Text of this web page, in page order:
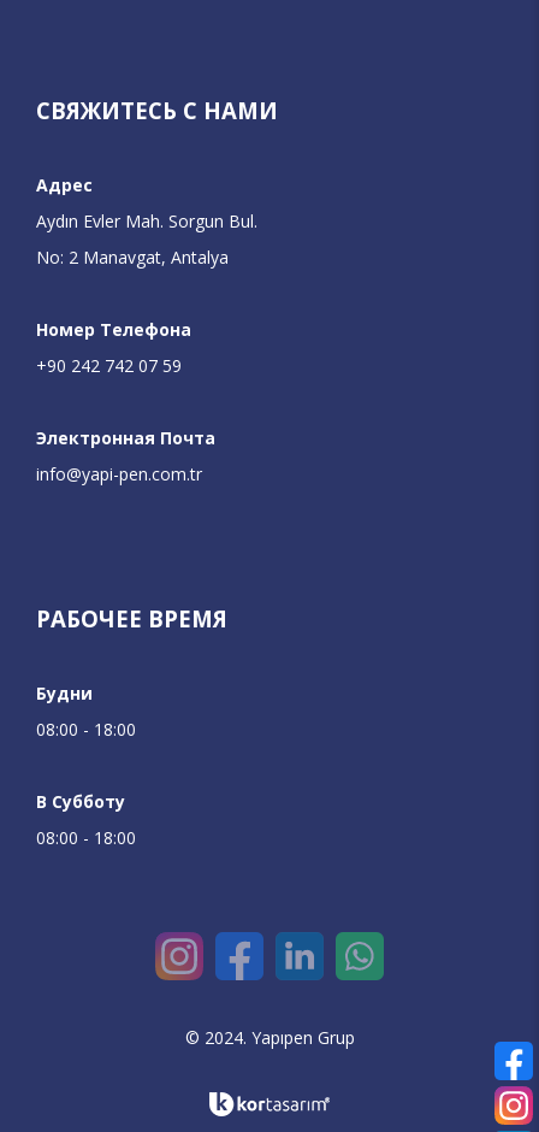
СВЯЖИТЕСЬ С НАМИ
Адрес
Aydın Evler Mah. Sorgun Bul.
No: 2 Manavgat, Antalya
Номер Телефона
+90 242 742 07 59
Электронная Почта
info@yapi-pen.com.tr
РАБОЧЕЕ ВРЕМЯ
Будни
08:00 - 18:00
В Субботу
08:00 - 18:00
© 2024. Yapıpen Grup